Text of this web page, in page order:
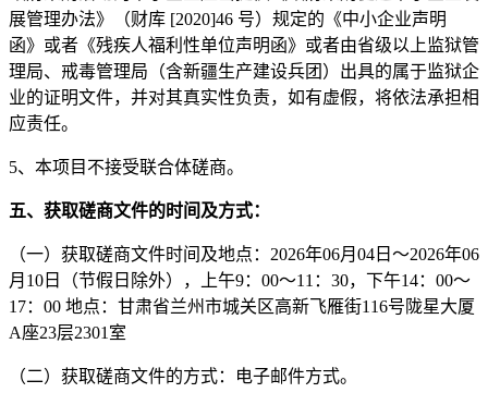
展管理办法》（财库 [2020]46 号）规定的《中小企业声明
函》 或者《残疾人福利性单位声明函》或者由省级以上监狱管
理局、戒毒管理局（含新疆生产建设兵团）出具的属于监狱企
业的证明文件，并对其真实性负责，如有虚假，将依法承担相
应责任。
5、 本项目不接受联合体磋商。
五、获取磋商文件的时间 及方式：
（一）获取磋商文件时间及地点： 2026年06月 04 日～2026年06
月 10 日（节假日除外），上午9： 00～11 ： 30，下午14： 00～
17： 00 地点： 甘肃省兰州市城关区高新飞雁街116号陇星大厦
A座23层2301 室
（二）获取磋商文件的方式：电子邮件方式。